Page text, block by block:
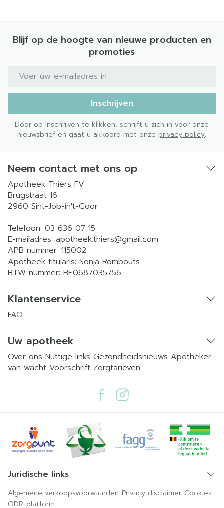
Blijf op de hoogte van nieuwe producten en
promoties
E-mail adres
Inschrijven
Door op inschrijven te klikken, schrijft u zich in voor onze
nieuwsbrief en gaat u akkoord met onze privacy policy.
Neem contact met ons op
Apotheek Thiers FV
Brugstraat 16
2960 Sint-Job-in't-Goor
Telefoon: 03 636 07 15
E-mailadres: apotheek.thiers@gmail.com
APB nummer: 115002
Apotheek titularis: Sonja Rombouts
BTW nummer: BE0687035756
Klantenservice
FAQ
Uw apotheek
Over ons Nuttige links Gezondheidsnieuws Apotheker
van wacht Voorschrift Zorgtarieven
Juridische links
Algemene verkoopsvoorwaarden Privacy disclaimer Cookies
ODR-platform